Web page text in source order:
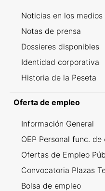
Noticias en los medios
Notas de prensa
Dossieres disponibles
Identidad corporativa
Historia de la Peseta
Oferta de empleo
Información General
OEP Personal func.
Ofertas de Empleo
Convocatoria Plazas
Bolsa de empleo